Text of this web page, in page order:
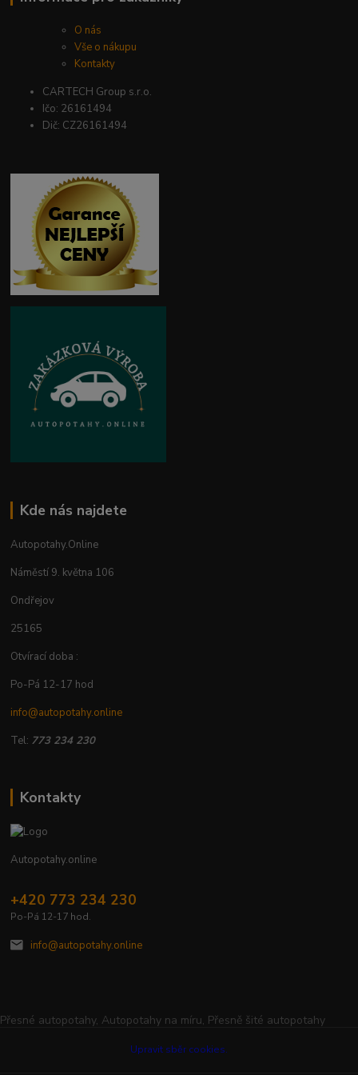
O nás
Vše o nákupu
Kontakty
CARTECH Group s.r.o.
Ičo: 26161494
Dič: CZ26161494
Kde nás najdete
Autopotahy.Online
Náměstí 9. května 106
Ondřejov
25165
Otvírací doba :
Po-Pá 12-17 hod
info@autopotahy.online
Tel: 773 234 230
Kontakty
Autopotahy.online
+420 773 234 230
Po-Pá 12-17 hod.
info@autopotahy.online
Přesné autopotahy, Autopotahy na míru, Přesně šité autopotahy
Upravit sběr cookies.